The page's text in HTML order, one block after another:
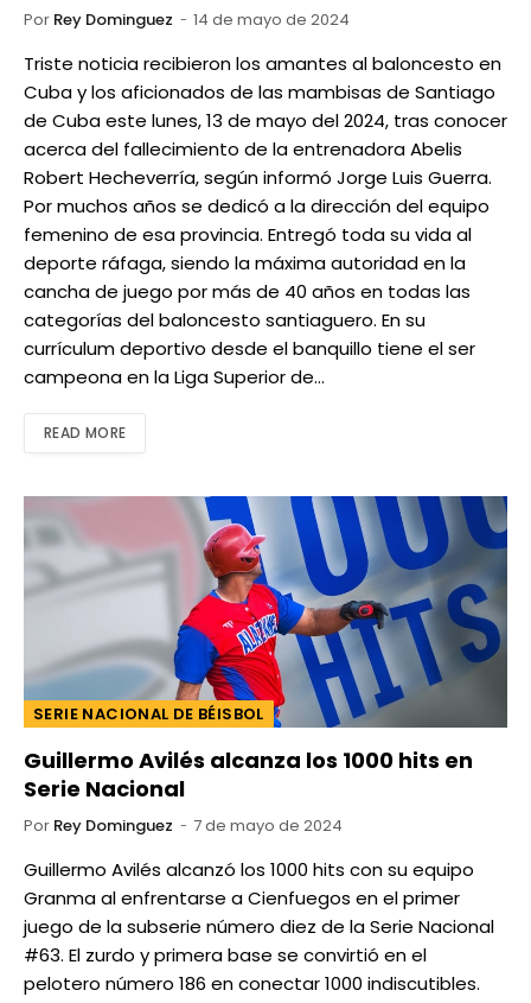
Por Rey Dominguez 14 de mayo de 2024
Triste noticia recibieron los amantes al baloncesto en
Cuba y los aficionados de las mambisas de Santiago
de Cuba este lunes, 13 de mayo del 2024, tras conocer
acerca del fallecimiento de la entrenadora Abelis
Robert Hecheverría, según informó Jorge Luis Guerra.
Por muchos años se dedicó a la dirección del equipo
femenino de esa provincia. Entregó toda su vida al
deporte ráfaga, siendo la máxima autoridad en la
cancha de juego por más de 40 años en todas las
categorías del baloncesto santiaguero. En su
currículum deportivo desde el banquillo tiene el ser
campeona en la Liga Superior de…
READ MORE
SERIE NACIONAL DE BÉISBOL
Guillermo Avilés alcanza los 1000 hits en
Serie Nacional
Por Rey Dominguez 7 de mayo de 2024
Guillermo Avilés alcanzó los 1000 hits con su equipo
Granma al enfrentarse a Cienfuegos en el primer
juego de la subserie número diez de la Serie Nacional
#63. El zurdo y primera base se convirtió en el
pelotero número 186 en conectar 1000 indiscutibles.